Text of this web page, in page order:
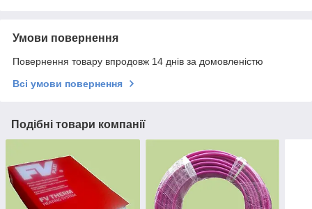
Умови повернення
Повернення товару впродовж 14 днів за домовленістю
Всі умови повернення
Подібні товари компанії